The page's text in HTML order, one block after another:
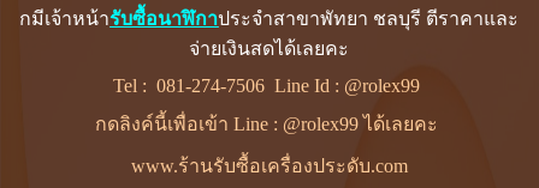
กมีเจ้าหน้ารับซื้อนาฬิกาประจำสาขาพัทยา ชลบุรี ตีราคาและ
จ่ายเงินสดได้เลยคะ
Tel :081-274-7506 Line Id : @rolex99
กดลิงค์นี้เพื่อเข้า Line : @rolex99 ได้เลยคะ
www.ร้านรับซื้อเครื่องประดับ.com